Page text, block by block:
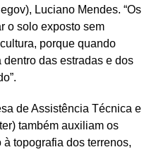
Luciano Mendes. “Os
o solo exposto sem
porque quando
das estradas e dos
de Assistência Técnica e
também auxiliam os
topografia dos terrenos,